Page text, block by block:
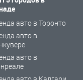
авто в Торонто
авто в
авто в